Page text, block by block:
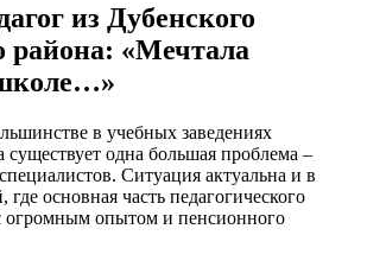
из Дубенского
района: «Мечтала
в учебных заведениях
существует одна большая проблема –
Ситуация актуальна и в
основная часть педагогического
огромным опытом и пенсионного